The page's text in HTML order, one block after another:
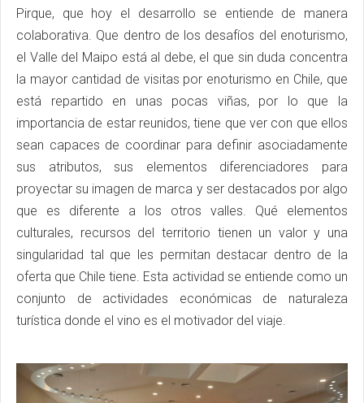
Pirque, que hoy el desarrollo se entiende de manera
colaborativa. Que dentro de los desafíos del enoturismo,
el Valle del Maipo está al debe, el que sin duda concentra
la mayor cantidad de visitas por enoturismo en Chile, que
está repartido en unas pocas viñas, por lo que la
importancia de estar reunidos, tiene que ver con que ellos
sean capaces de coordinar para definir asociadamente
sus atributos, sus elementos diferenciadores para
proyectar su imagen de marca y ser destacados por algo
que es diferente a los otros valles. Qué elementos
culturales, recursos del territorio tienen un valor y una
singularidad tal que les permitan destacar dentro de la
oferta que Chile tiene. Esta actividad se entiende como un
conjunto de actividades económicas de naturaleza
turística donde el vino es el motivador del viaje.